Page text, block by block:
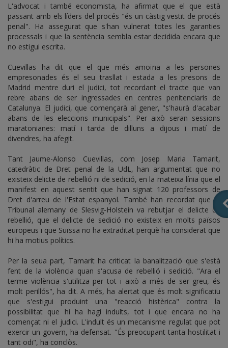
L'advocat i també economista, ha afirmat que el que està
passant amb els líders del procés "és un càstig vestit de procés
penal". Ha assegurat que s'han vulnerat totes les garanties
processals i que la sentència sembla estar decidida encara que
no estigui escrita.
Cuevillas ha dit que el que més amoïna a les persones
empresonades és el seu trasllat i estada a les presons de
Madrid mentre duri el judici, tot recordant el tracte que van
rebre abans de ser ingressades en centres penitenciaris de
Catalunya. El judici, que començarà al gener, "s'haurà d'acabar
abans de les eleccions municipals". Per això seran sessions
maratonianes: matí i tarda de dilluns a dijous i matí de
divendres, ha afegit.
Tant Jaume-Alonso Cuevillas, com Josep Maria Tamarit,
catedràtic de Dret penal de la UdL, han argumentat que no
existeix delicte de rebel·lió ni de sedició, en la mateixa línia que el
manifest en aquest sentit que han signat 120 professors de
Dret d'arreu de l'Estat espanyol. També han recordat que el
Tribunal alemany de Slesvig-Holstein va rebutjar el delicte de
rebel·lió, que el delicte de sedició no existeix en molts països
europeus i que Suïssa no ha extraditat perquè ha considerat que
hi ha motius polítics.
Per la seua part, Tamarit ha criticat la banalització que s'està
fent de la violència quan s'acusa de rebel·lió i sedició. "Ara el
terme violència s'utilitza per tot i això a més de ser greu, és
molt perillós", ha dit. A més, ha alertat que és molt significatiu
que s'estigui produint una "reacció histèrica" contra la
possibilitat que hi ha hagi indults, tot i que encara no ha
començat ni el judici. L'indult és un mecanisme regulat que pot
exercir un govern, ha defensat. "És preocupant tanta hostilitat i
tant odi", ha conclòs.